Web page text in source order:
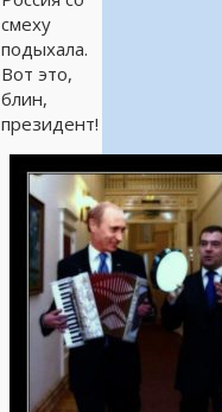
смеху
подыхала.
Вот это,
блин,
президент!